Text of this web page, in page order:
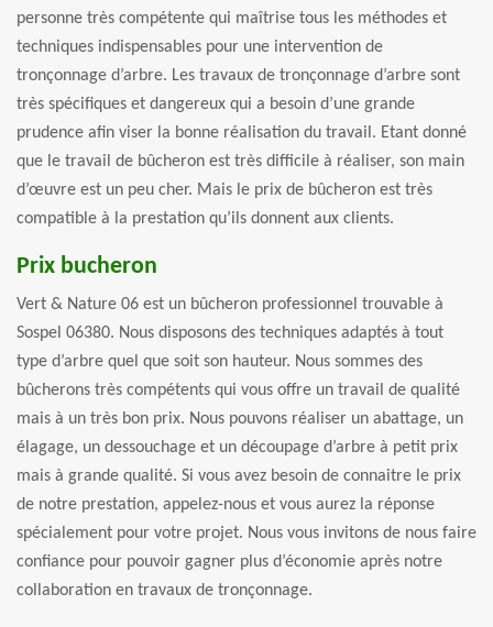
personne très compétente qui maîtrise tous les méthodes et
techniques indispensables pour une intervention de
tronçonnage d’arbre. Les travaux de tronçonnage d’arbre sont
très spécifiques et dangereux qui a besoin d’une grande
prudence afin viser la bonne réalisation du travail. Etant donné
que le travail de bûcheron est très difficile à réaliser, son main
d’œuvre est un peu cher. Mais le prix de bûcheron est très
compatible à la prestation qu’ils donnent aux clients.
Prix bucheron
Vert & Nature 06 est un bûcheron professionnel trouvable à
Sospel 06380. Nous disposons des techniques adaptés à tout
type d’arbre quel que soit son hauteur. Nous sommes des
bûcherons très compétents qui vous offre un travail de qualité
mais à un très bon prix. Nous pouvons réaliser un abattage, un
élagage, un dessouchage et un découpage d’arbre à petit prix
mais à grande qualité. Si vous avez besoin de connaitre le prix
de notre prestation, appelez-nous et vous aurez la réponse
spécialement pour votre projet. Nous vous invitons de nous faire
confiance pour pouvoir gagner plus d’économie après notre
collaboration en travaux de tronçonnage.